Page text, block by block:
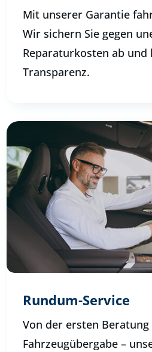
Mit unserer Garantie
Wir sichern Sie gegen
Reparaturkosten ab und
Transparenz.
Rundum-Service
Von der ersten
Fahrzeugübergabe –